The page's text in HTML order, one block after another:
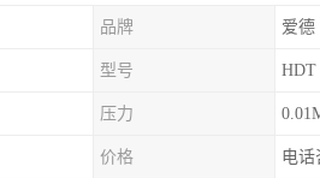
品牌 爱德
型号 HDT
压力
价格 电话